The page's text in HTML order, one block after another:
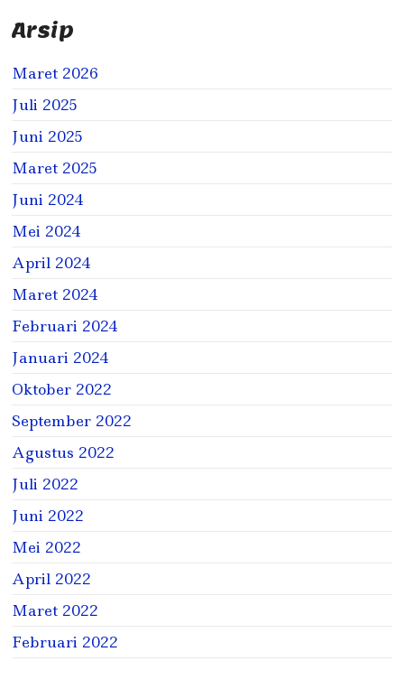
Arsip
Maret 2026
Juli 2025
Juni 2025
Maret 2025
Juni 2024
Mei 2024
April 2024
Maret 2024
Februari 2024
Januari 2024
Oktober 2022
September 2022
Agustus 2022
Juli 2022
Juni 2022
Mei 2022
April 2022
Maret 2022
Februari 2022